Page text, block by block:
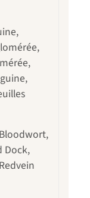
Dock,